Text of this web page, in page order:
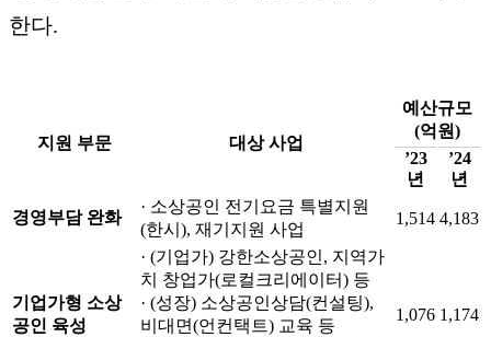
한다.
지원 부문 대상 사업
예산규모
(억원)
’23
년
’24
년
경영부담 완화
· 소상공인 전기요금 특별지원
(한시), 재기지원 사업
1,514 4,183
기업가형 소상
공인 육성
· (기업가) 강한소상공인, 지역가
치 창업가(로컬크리에이터) 등
· (성장) 소상공인상담(컨설팅),
비대면(언컨택트) 교육 등
1,076 1,174